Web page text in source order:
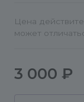
<?
Цена
может
3 000 ₽